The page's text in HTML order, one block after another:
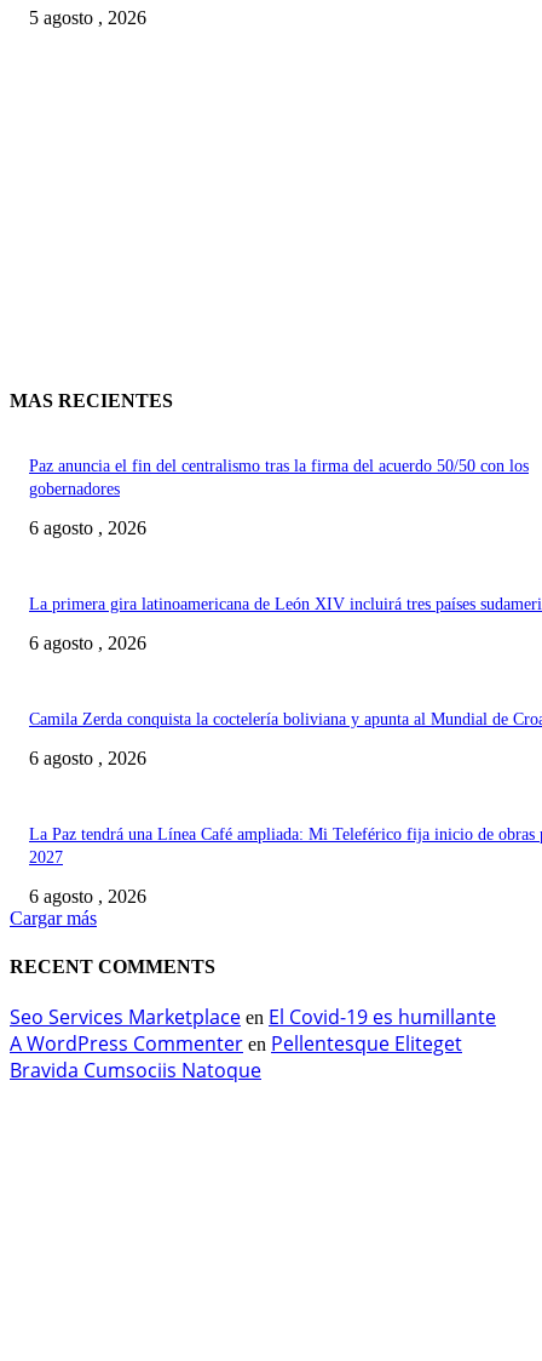
5 agosto , 2026
MAS RECIENTES
Paz anuncia el fin del centralismo tras la firma del acuerdo 50/50 con los
gobernadores
6 agosto , 2026
La primera gira latinoamericana de León XIV incluirá tres países
6 agosto , 2026
Camila Zerda conquista la coctelería boliviana y apunta al Mundial de
6 agosto , 2026
La Paz tendrá una Línea Café ampliada: Mi Teleférico fija inicio de obras
2027
6 agosto , 2026
Cargar más
RECENT COMMENTS
Seo Services Marketplace en El Covid-19 es humillante
A WordPress Commenter en Pellentesque Eliteget
Bravida Cumsociis Natoque